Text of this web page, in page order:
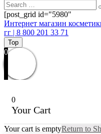
[post_grid id="5980"
Интернет магазин
гг | 8 800 201 33 71
Top
0
0
Your Cart
Your cart is emptyReturn to